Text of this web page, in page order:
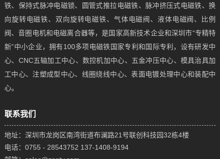
铁、保持式脉冲电磁锁、圆管式推拉电磁铁、脉冲挤压式电磁铁、换
向旋转电磁铁、双向旋转电磁铁、气体电磁阀、液体电磁阀、比例
阀、音圈电机和电磁离合器等，是国家高新技术企业和深圳市“专精特
新”中小企业，拥有100多项电磁铁国家专利和国际专利，设有研发中
心、CNC五轴加工中心、数控机加中心、五金冲压中心、模具治具加
工中心、注塑成型中心、线圈绕线中心、表面电镀处理中心和装配中
心。
联系我们
地址：深圳市龙岗区南湾街道布澜路21号联创科技园32栋4楼
电话：0755 - 28543752 137-1408-9194